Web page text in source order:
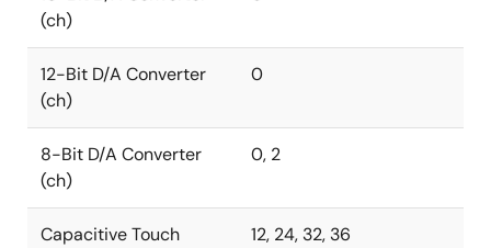
(ch)
12-Bit D/A Converter
(ch)
0
8-Bit D/A Converter
(ch)
0, 2
Capacitive Touch
12, 24, 32, 36